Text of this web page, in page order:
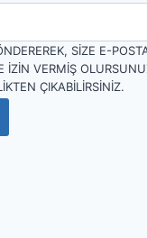
SIZE E-
IZIN VERMIŞ
ÇIKABILIRSINIZ.